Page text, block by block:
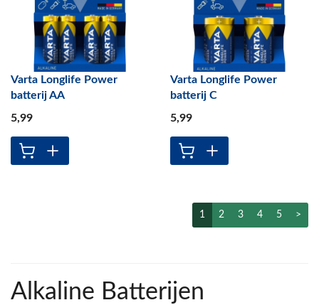
Varta Longlife Power
batterij AA
5,99
Varta Longlife Power
batterij C
5,99
1 2 3 4 5 >
Alkaline Batterijen